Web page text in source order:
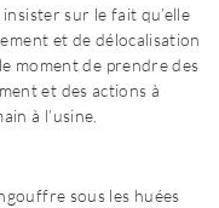
sur le fait qu’elle
et de délocalisation
moment de prendre des
et des actions à
à l’usine.
sous les huées